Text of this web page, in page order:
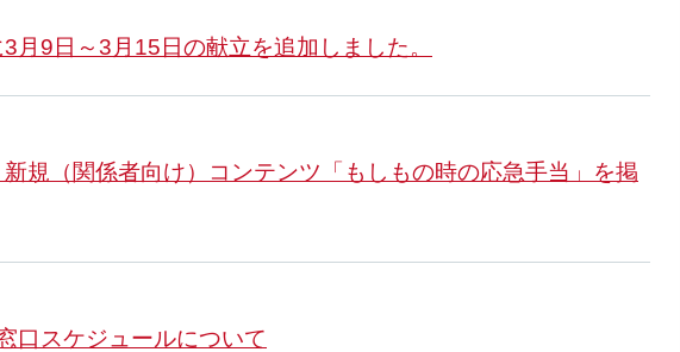
月9日～3月15日の献立を追加しました。
新規（関係者向け）コンテンツ「もしもの時の応急手当」を掲
口スケジュールについて